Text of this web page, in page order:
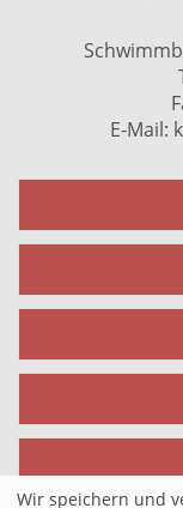
E-Mail:
Wir speichern und